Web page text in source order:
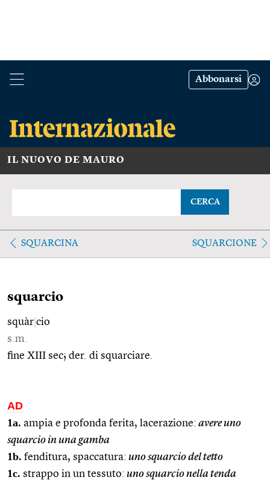
Abbonarsi
IL NUOVO DE MAURO
CERCA
SQUARCINA SQUARCIONE
squarcio
squàr cio
s.m.
fine XIII sec; der. di squarciare.
AD
1a. ampia e profonda ferita, lacerazione: avere uno
squarcio in una gamba
1b. fenditura, spaccatura: uno squarcio del tetto
1c. strappo in un tessuto: uno squarcio nella tenda